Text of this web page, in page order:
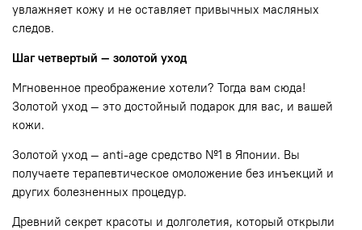
увлажняет кожу и не оставляет привычных масляных
следов.
Шаг четвертый — золотой уход
Мгновенное преображение хотели? Тогда вам сюда!
Золотой уход — это достойный подарок для вас, и вашей
кожи.
Золотой уход — аnti-age средство №1 в Японии. Вы
получаете терапевтическое омоложение без инъекций и
других болезненных процедур.
Древний секрет красоты и долголетия, который открыли